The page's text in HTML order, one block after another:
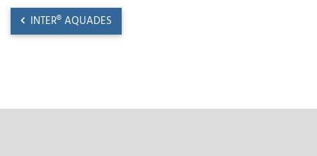
INTER® AQUADES